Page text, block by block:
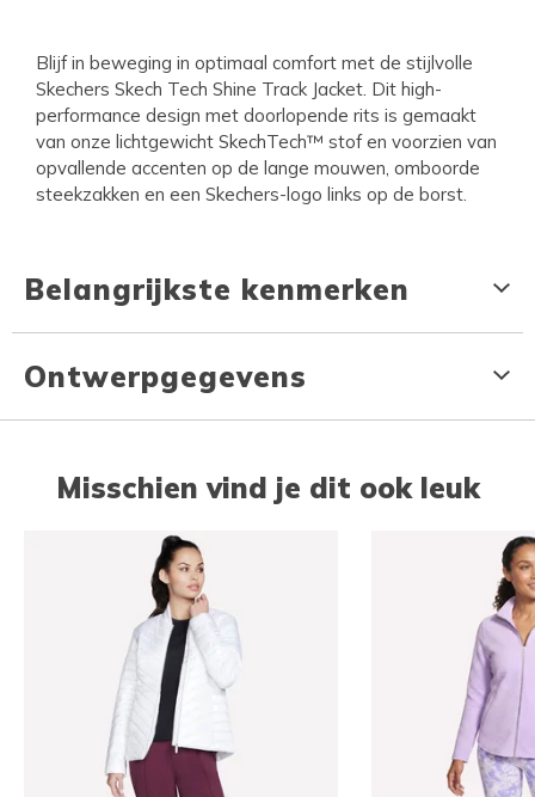
Blijf in beweging in optimaal comfort met de stijlvolle
Skechers Skech Tech Shine Track Jacket. Dit high-
performance design met doorlopende rits is gemaakt
van onze lichtgewicht SkechTech™ stof en voorzien van
opvallende accenten op de lange mouwen, omboorde
steekzakken en een Skechers-logo links op de borst.
Belangrijkste kenmerken
Ontwerpgegevens
Misschien vind je dit ook leuk